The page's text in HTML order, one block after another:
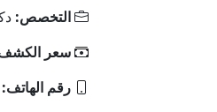
التخصص:
سعر
رقم الهاتف: